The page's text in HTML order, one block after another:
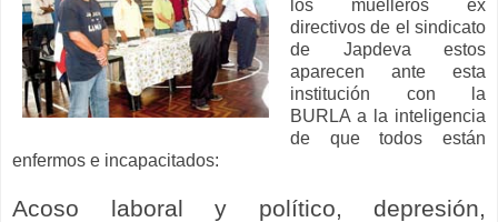
los muelleros ex
directivos de el sindicato
de Japdeva estos
aparecen ante esta
institución con la
BURLA a la inteligencia
de que todos están
enfermos e incapacitados:
Acoso laboral y político, depresión,